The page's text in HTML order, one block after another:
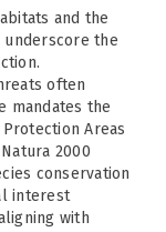
and the
the
often
mandates the
Areas
2000
conservation
interest
with